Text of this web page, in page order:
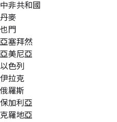
中非共和國
丹麥
也門
亞塞拜然
亞美尼亞
以色列
伊拉克
俄羅斯
保加利亞
克羅地亞